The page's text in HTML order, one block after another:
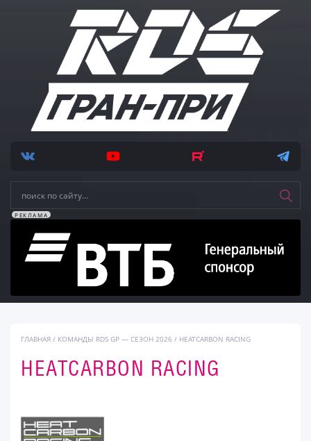
РЕКЛАМА
ГЛАВНАЯ / КОМАНДЫ RDS GP — СЕЗОН 2026 / HEATCARBON RACING
HEATCARBON RACING